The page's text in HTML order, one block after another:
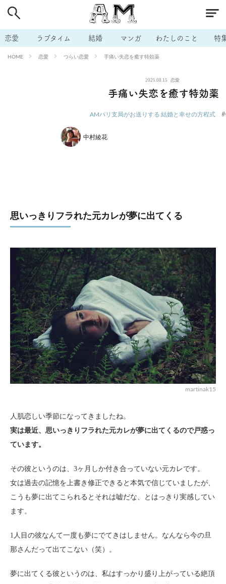
恋愛 ラブタイム 結婚 マンガ わたしのこと 特
HOME 恋愛 つらい恋愛 手痛い失恋を癒す特効薬
2025.08.15 恋愛
手痛い失恋を癒す特効薬
AMパリ支局がお送りする 結婚と幸せの方程式
中村綾花
思いっきりフラれた元カレが夢に出てくる
martinak15
人肌恋しい季節になってきましたね。
実は最近、思いっきりフラれた元カレが夢に出てくるので戸惑っ
ています。
その彼というのは、3ヶ月しか付き合っていない元カレです。
女は過去の記憶を上書き修正できると本気で信じていましたが、
こうも夢に出てこられるとそれは嘘だな、とはっきり実感してい
ます。
1人目の彼なんて一度も夢にでてきはしません。なんなら今の旦
那さんだって出てこない（笑）。
夢に出てくる彼というのは、私はすっかり盛り上がっている絶頂
# 男の本音 # セフレ # 不倫
# 出会う方法 # マッチングアプリ # ラブグッズ # 体の相